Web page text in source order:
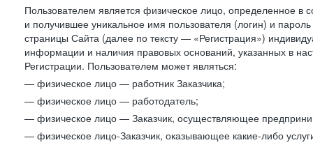
Пользователем является физическое лицо, определенное в
и получившее уникальное имя пользователя (логин) и
страницы Сайта (далее по тексту — «Регистрация»)
информации и наличия правовых оснований, указанных в
Регистрации. Пользователем может являться:
— физическое лицо — работник Заказчика;
— физическое лицо — работодатель;
— физическое лицо — Заказчик, осуществляющее
— физическое лицо-Заказчик, оказывающее какие-либо